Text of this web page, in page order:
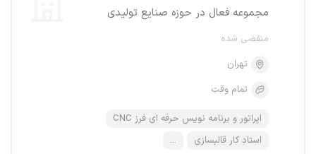
مجموعه فعال در حوزه صنایع تولیدی
منقضی شده
تهران
تمام وقت
اپراتور و برنامه نویس حرفه ای فرز CNC
استاد کار قالبسازی
...